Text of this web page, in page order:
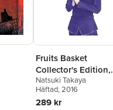
Fruits Basket
Collector's Edition,
Vol. 2
Natsuki Takaya
Häftad, 2016
289 kr